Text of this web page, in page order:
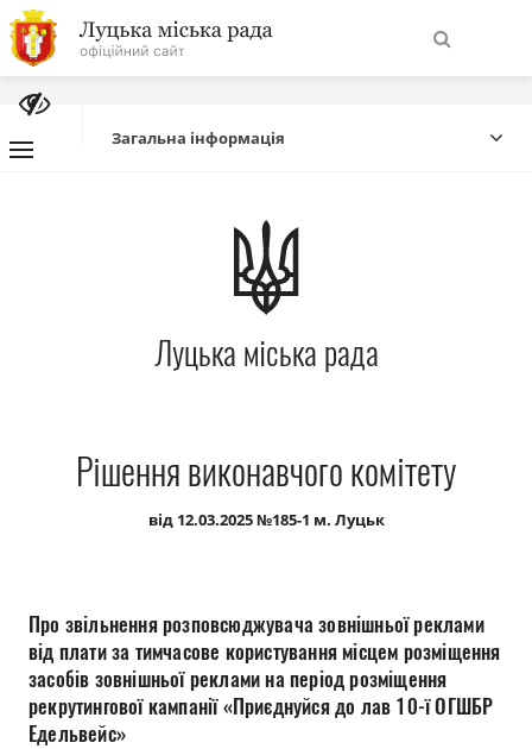
На
головну
Про місто
Міська влада
Міська рада
Публічна інформація
Документи
Загальна інформація
Луцька міська рада
Рішення виконавчого комітету
від 12.03.2025 №185-1 м. Луцьк
Про звільнення розповсюджувача зовнішньої реклами
від плати за тимчасове користування місцем розміщення
засобів зовнішньої реклами на період розміщення
рекрутингової кампанії «Приєднуйся до лав 10-ї ОГШБР
Едельвейс»